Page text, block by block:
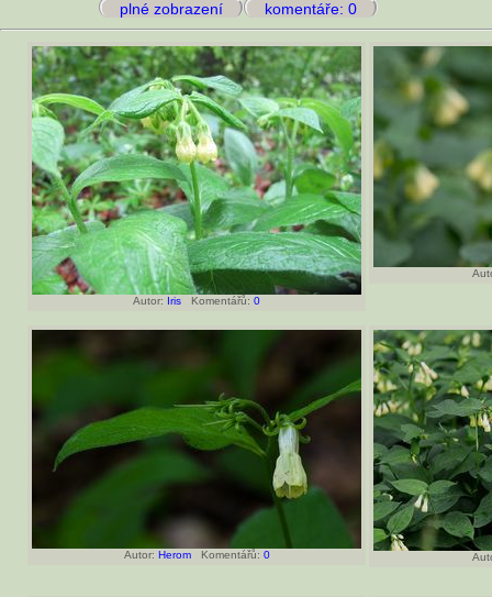
plné zobrazení komentáře: 0
Autor: Iris Komentářů: 0
Autor: HeromKomentářů: 0